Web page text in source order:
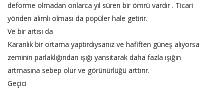
deforme olmadan onlarca yıl süren bir ömrü vardır . Ticari
yönden alımlı olması da popüler hale getirir.
Ve bir artısı da
Karanlık bir ortama yaptırdıysanız ve hafiften güneş alıyorsa
zeminin parlaklığından ışığı yansıtarak daha fazla ışığın
artmasına sebep olur ve görünürlüğü arttırır.
Geçici